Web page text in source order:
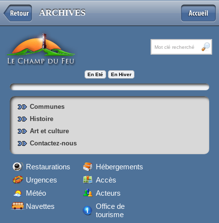
ARCHIVES
En Eté En Hiver
Communes
Histoire
Art et culture
Contactez-nous
Restaurations
Hébergements
Urgences
Accès
Météo
Acteurs
Navettes
Office de
tourisme